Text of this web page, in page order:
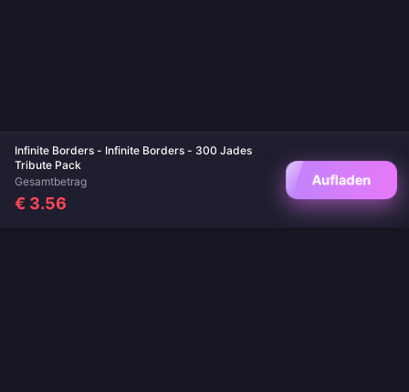
Infinite Borders - Infinite Borders - 300 Jades
Tribute Pack
Gesamtbetrag
€ 3.56
Aufladen